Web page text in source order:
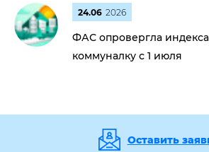
24.06 2026
ФАС опровергла
коммуналку с 1 июля
Оставить